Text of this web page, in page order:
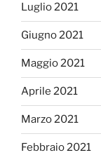
Luglio 2021
Giugno 2021
Maggio 2021
Aprile 2021
Marzo 2021
Febbraio 2021